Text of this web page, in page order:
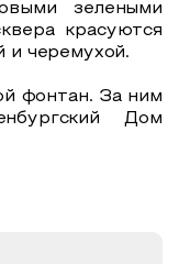
зелеными
красуются
и черемухой.
фонтан. За ним
Дом